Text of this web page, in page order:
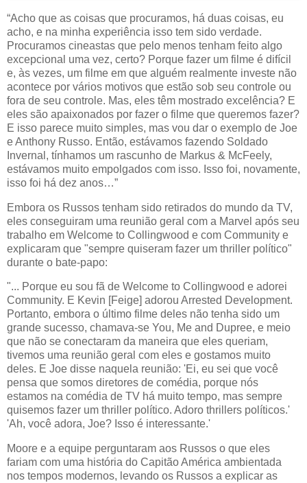
“Acho que as coisas que procuramos, há duas coisas, eu
acho, e na minha experiência isso tem sido verdade.
Procuramos cineastas que pelo menos tenham feito algo
excepcional uma vez, certo? Porque fazer um filme é difícil
e, às vezes, um filme em que alguém realmente investe não
acontece por vários motivos que estão sob seu controle ou
fora de seu controle. Mas, eles têm mostrado excelência? E
eles são apaixonados por fazer o filme que queremos fazer?
E isso parece muito simples, mas vou dar o exemplo de Joe
e Anthony Russo. Então, estávamos fazendo Soldado
Invernal, tínhamos um rascunho de Markus & McFeely,
estávamos muito empolgados com isso. Isso foi, novamente,
isso foi há dez anos…”
Embora os Russos tenham sido retirados do mundo da TV,
eles conseguiram uma reunião geral com a Marvel após seu
trabalho em Welcome to Collingwood e com Community e
explicaram que "sempre quiseram fazer um thriller político"
durante o bate-papo:
"... Porque eu sou fã de Welcome to Collingwood e adorei
Community. E Kevin [Feige] adorou Arrested Development.
Portanto, embora o último filme deles não tenha sido um
grande sucesso, chamava-se You, Me and Dupree, e meio
que não se conectaram da maneira que eles queriam,
tivemos uma reunião geral com eles e gostamos muito
deles. E Joe disse naquela reunião: 'Ei, eu sei que você
pensa que somos diretores de comédia, porque nós
estamos na comédia de TV há muito tempo, mas sempre
quisemos fazer um thriller político. Adoro thrillers políticos.'
'Ah, você adora, Joe? Isso é interessante.'
Moore e a equipe perguntaram aos Russos o que eles
fariam com uma história do Capitão América ambientada
nos tempos modernos, levando os Russos a explicar as